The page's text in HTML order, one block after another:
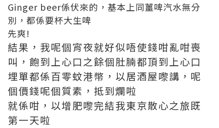
Ginger beer係伏來的，基本上同薑啤汽水無分
別，都係要杯大生啤
先爽!
結果，我呢個宵夜就好似唔使錢咁亂咁喪
叫，飽到上心口之餘個肚腩都頂到上心口
埋單都係百零蚊港幣，以居酒屋嚟講，呢
個價錢呢個質素，抵到爛啦
就係咁，以增肥嚟完結我東京散心之旅既
第一天啦